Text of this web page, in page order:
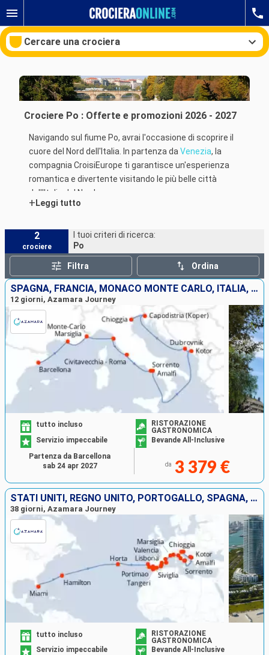
Cercare una crociera
Mesi di partenza
Porti Compagnie
Crociere Po : Offerte e promozioni 2026 - 2027
Navigando sul fiume Po, avrai l'occasione di scoprire il
cuore del Nord dell'Italia. In partenza da Venezia, la
compagnia CroisiEurope ti garantisce un'esperienza
romantica e divertente visitando le più belle città
dell'Italia del Nord.
a fondo la città dei doge, le crociere sul Po
stupiranno con affascinanti escursioni e paesaggi
mozzafiato. Inizia il tuo soggiorno visitando la
splendida città di Venezia, a bordo di una bellissima
gondola, percorrendo a piedi le piccole viuzze
ammirando i siti storici o scoprendo i migliori ristoranti
Il Palazzo Ducale, la basilica San Marco e l'isola di
Murano sono i luoghi imperdibili della città. Nel corso
della tua crociera, avrai anche l'opportunità di visitare
l'isola di Burano, famosa per le sue case colorate e per
i suoi merletti, e Murano l'isola del vetro soffiato.
+Leggi tutto
2
crociere
I tuoi criteri di ricerca:
Po
Filtra Ordina
SPAGNA, FRANCIA, MONACO MONTE CARLO, ITALIA, MONTENEGRO, CROAZIA, SLOVENIA
12 giorni, Azamara Journey
tutto incluso
RISTORAZIONE
GASTRONOMICA
Servizio impeccabile
Bevande All-Inclusive
da 3 379 €
Partenza da Barcellona
sab 24 apr 2027
STATI UNITI, REGNO UNITO, PORTOGALLO, SPAGNA, MAROCCO, GIBILTERRA, MAIORCA, FRANCIA, MONACO MONTE CARLO, ITALIA, MONTENEGRO, CROAZIA, SLOVENIA
38 giorni, Azamara Journey
tutto incluso
RISTORAZIONE
GASTRONOMICA
Servizio impeccabile
Bevande All-Inclusive